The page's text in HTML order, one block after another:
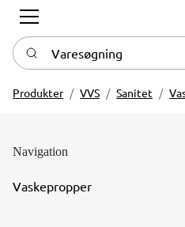
Varesøgning
Produkter VVS Sanitet
Navigation
Vaskepropper